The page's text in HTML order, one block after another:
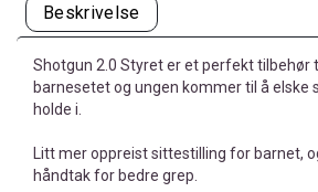
Beskrivelse
Shotgun 2.0 Styret er et perfekt tilbehør
barnesetet og ungen kommer til å elske
holde i.
Litt mer oppreist sittestilling for barnet,
håndtak for bedre grep.